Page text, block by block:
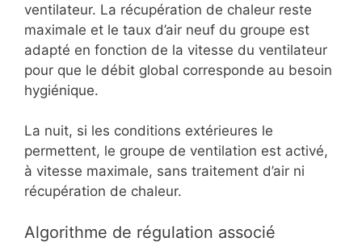
ventilateur. La récupération de chaleur reste
maximale et le taux d’air neuf du groupe est
adapté en fonction de la vitesse du ventilateur
pour que le débit global corresponde au besoin
hygiénique.
La nuit, si les conditions extérieures le
permettent, le groupe de ventilation est activé,
à vitesse maximale, sans traitement d’air ni
récupération de chaleur.
Algorithme de régulation associé